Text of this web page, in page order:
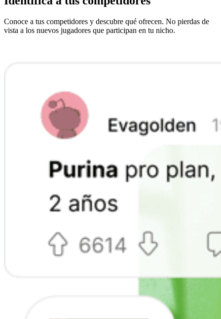
Conoce a tus competidores y descubre qué ofrecen. No pierdas de
vista a los nuevos jugadores que participan en tu nicho.